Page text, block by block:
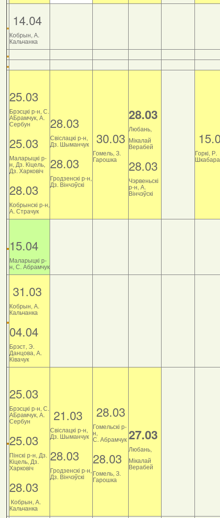
14.04
Кобрын, А.
Кальчанка
25.03
Брэсцкі р-н, С.
АБрамчук, А.
Сербун
25.03
Маларыцкі р-
н, Дз. Кіцель,
Дз. Харковіч
28.03
Кобрынскі р-н,
А. Страчук
28.03
Свіслацкі р-н,
Дз. Шыманчук
28.03
Гродзенскі р-н,
Дз. Вінчэўскі
30.03
Гомель, З.
Гарошка
28.03
Любань,
Мікалай
Верабей
28.03
Чэрвеньскі
р-н, А.
Вінчэўскі
Горкі, Р.
Шкабара
15.04
Маларыцкі р-
н, С. Абрамчук
31.03
Кобрын, А.
Кальчанка
04.04
Брэст, Э.
Данцова, А.
Ківачук
25.03
Брэсцкі р-н, С.
АБрамчук, А.
Сербун
25.03
Пінскі р-н, Дз.
Кіцель, Дз.
Харковіч
28.03
Кобрын, А.
Кальчанка
21.03
Свіслацкі р-н,
Дз. Шыманчук
28.03
Гродзенскі р-н,
Дз. Вінчэўскі
28.03
Гомельскі р-
н,
С. Абрамчук
28.03
Гомель, З.
Гарошка
27.03
Любань,
Мікалай
Верабей